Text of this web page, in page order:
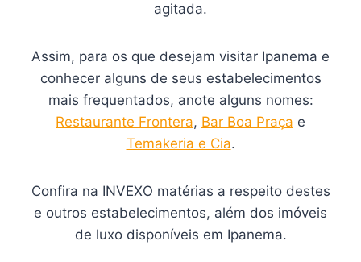
agitada.
Assim, para os que desejam visitar Ipanema e
conhecer alguns de seus estabelecimentos
mais frequentados, anote alguns nomes:
Restaurante Frontera, Bar Boa Praça e
Temakeria e Cia.
Confira na INVEXO matérias a respeito destes
e outros estabelecimentos, além dos imóveis
de luxo disponíveis em Ipanema.